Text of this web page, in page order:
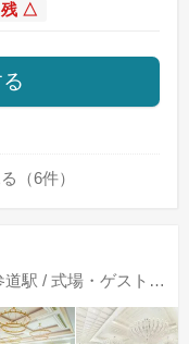
残 △
（6件）
価
駅 / 式場・ゲストハウス